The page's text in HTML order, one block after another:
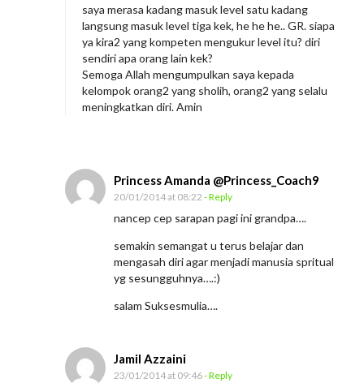
saya merasa kadang masuk level satu kadang
langsung masuk level tiga kek, he he he.. GR. siapa
ya kira2 yang kompeten mengukur level itu? diri
sendiri apa orang lain kek?
Semoga Allah mengumpulkan saya kepada
kelompok orang2 yang sholih, orang2 yang selalu
meningkatkan diri. Amin
Princess Amanda @Princess_Coach9
20/01/2014 at 08:22 - Reply
nancep cep sarapan pagi ini grandpa….
semakin semangat u terus belajar dan
mengasah diri agar menjadi manusia spritual
yg sesungguhnya….:)
salam Suksesmulia….
Jamil Azzaini
23/01/2014 at 09:46- Reply